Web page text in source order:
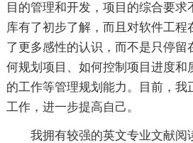
目的管理和开发，项目的综合要
库有了初步了解，而且对软件工程
了更多感性的认识，而不是只停留
何规划项目、如何控制项目进度和
的工作等管理规划能力。目前，我
工作，进一步提高自己。
我拥有较强的英文专业文献阅